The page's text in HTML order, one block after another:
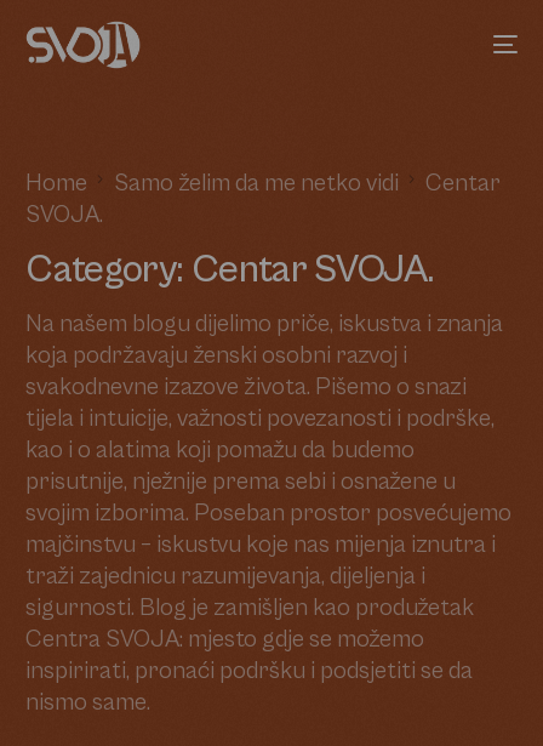
Home Samo želim da me netko vidi
Centar
SVOJA.
Category: Centar SVOJA.
Na našem blogu dijelimo priče, iskustva i znanja
koja podržavaju ženski osobni razvoj i
svakodnevne izazove života. Pišemo o snazi
tijela i intuicije, važnosti povezanosti i podrške,
kao i o alatima koji pomažu da budemo
prisutnije, nježnije prema sebi i osnažene u
svojim izborima. Poseban prostor posvećujemo
majčinstvu – iskustvu koje nas mijenja iznutra i
traži zajednicu razumijevanja, dijeljenja i
sigurnosti. Blog je zamišljen kao produžetak
Centra SVOJA: mjesto gdje se možemo
inspirirati, pronaći podršku i podsjetiti se da
nismo same.